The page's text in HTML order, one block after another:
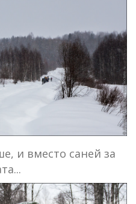
и вместо саней за